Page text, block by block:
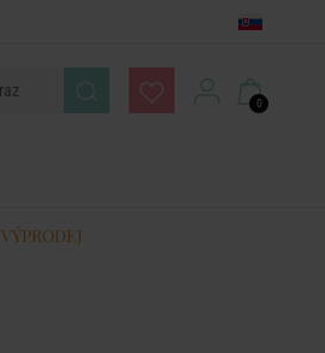
0
VÝPRODEJ